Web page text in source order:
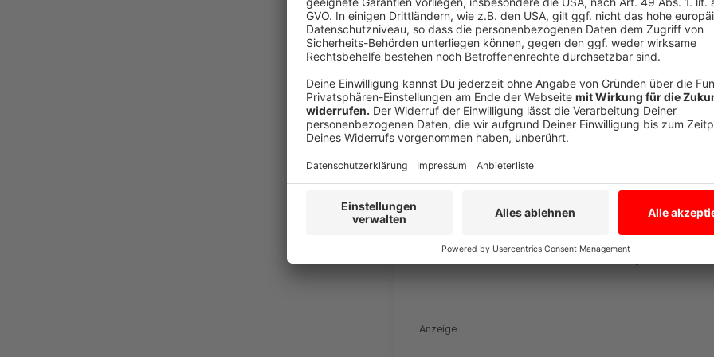
Teil 1: Christian Wasmuth im Gespräch mit
Anzeige
Teil 2: Christian Wasmuth im Gespräch mit
Anzeige